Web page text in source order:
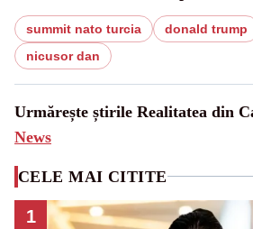
summit nato turcia donald trump
nicusor dan
Urmărește știrile Realitatea din
News
CELE MAI CITITE
1